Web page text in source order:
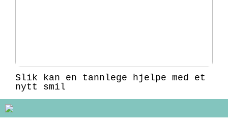
Slik kan en tannlege hjelpe med et
nytt smil